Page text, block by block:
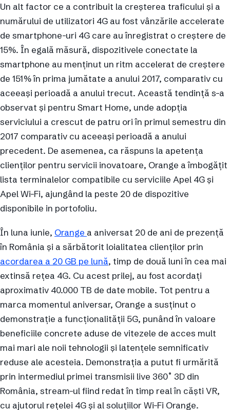
Un alt factor ce a contribuit la creșterea traficului și a
numărului de utilizatori 4G au fost vânzările accelerate
de smartphone-uri 4G care au înregistrat o creștere de
15%. În egală măsură, dispozitivele conectate la
smartphone au menținut un ritm accelerat de creștere
de 151% în prima jumătate a anului 2017, comparativ cu
aceeași perioadă a anului trecut. Această tendință s-a
observat și pentru Smart Home, unde adopția
serviciului a crescut de patru ori în primul semestru din
2017 comparativ cu aceeași perioadă a anului
precedent. De asemenea, ca răspuns la apetența
clienților pentru servicii inovatoare, Orange a îmbogățit
lista terminalelor compatibile cu serviciile Apel 4G și
Apel Wi-Fi, ajungând la peste 20 de dispozitive
disponibile in portofoliu.
În luna iunie, Orange a aniversat 20 de ani de prezență
în România și a sărbătorit loialitatea clienților prin
acordarea a 20 GB pe lună, timp de două luni în cea mai
extinsă rețea 4G. Cu acest prilej, au fost acordați
aproximativ 40.000 TB de date mobile. Tot pentru a
marca momentul aniversar, Orange a susținut o
demonstrație a funcționalității 5G, punând în valoare
beneficiile concrete aduse de vitezele de acces mult
mai mari ale noii tehnologii și latențele semnificativ
reduse ale acesteia. Demonstrația a putut fi urmărită
prin intermediul primei transmisii live 360˚ 3D din
România, stream-ul fiind redat în timp real în căști VR,
cu ajutorul rețelei 4G și al soluțiilor Wi-Fi Orange.